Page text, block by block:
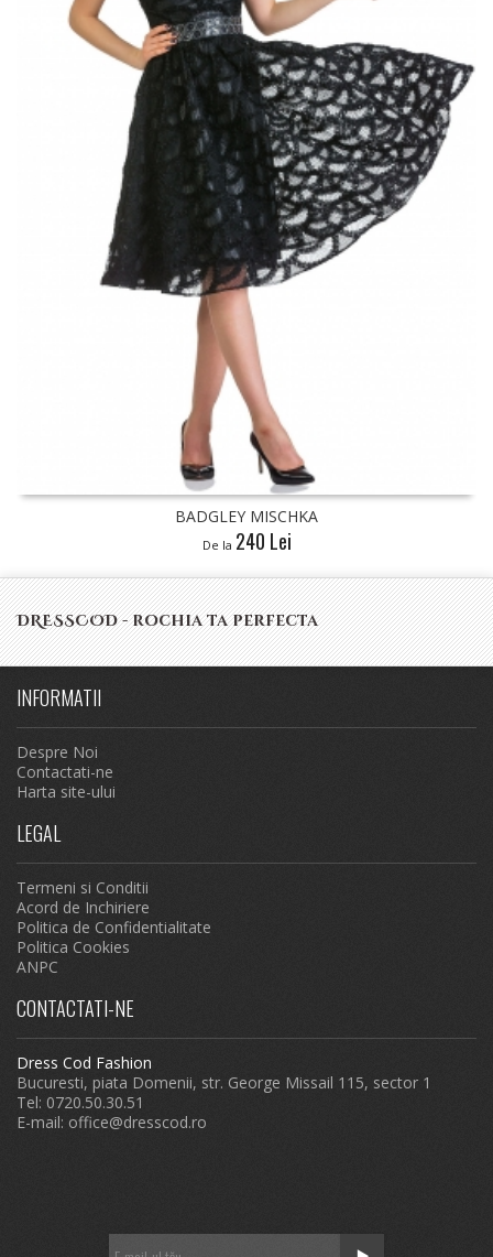
DRESSCOD - rochia ta perfecta
INFORMATII
Despre Noi
Contactati-ne
Harta site-ului
LEGAL
Termeni si Conditii
Acord de Inchiriere
Politica de Confidentialitate
Politica Cookies
ANPC
CONTACTATI-NE
Dress Cod Fashion
Bucuresti, piata Domenii, str. George Missail 115, sector 1
Tel: 0720.50.30.51
E-mail: office@dresscod.ro